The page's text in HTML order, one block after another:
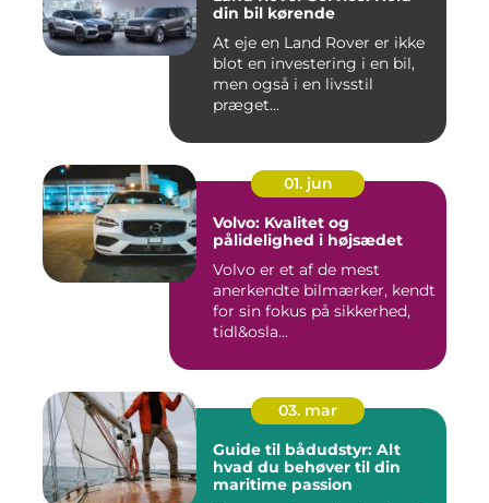
din bil kørende
At eje en Land Rover er ikke
blot en investering i en bil,
men også i en livsstil
præget...
01. jun
Volvo: Kvalitet og
pålidelighed i højsædet
Volvo er et af de mest
anerkendte bilmærker, kendt
for sin fokus på sikkerhed,
tidl&osla...
03. mar
Guide til bådudstyr: Alt
hvad du behøver til din
maritime passion